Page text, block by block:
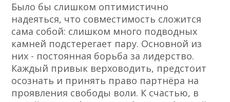
Было бы слишком оптимистично
надеяться, что совместимость сложится
сама собой: слишком много подводных
камней подстерегает пару. Основной из
них - постоянная борьба за лидерство.
Каждый привык верховодить, предстоит
осознать и принять право партнёра на
проявления свободы воли. К счастью, в